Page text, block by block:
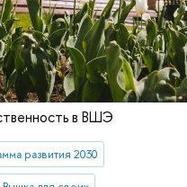
в ВШЭ
развития 2030